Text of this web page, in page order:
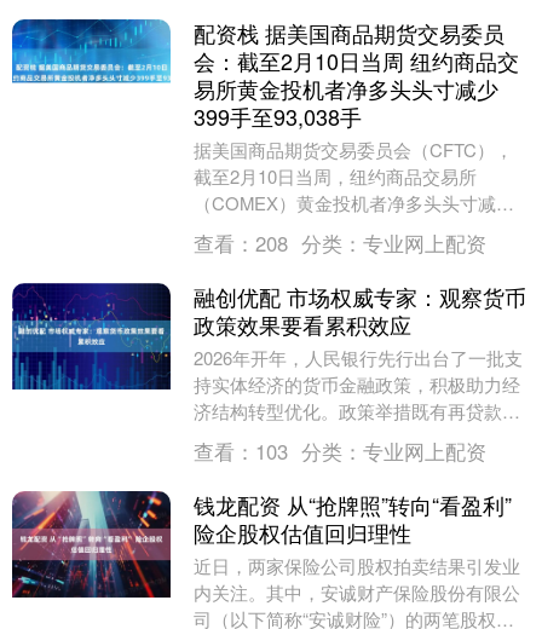
配资栈 据美国商品期货交易委员
会：截至2月10日当周 纽约商品交
易所黄金投机者净多头头寸减少
399手至93,038手
据美国商品期货交易委员会（CFTC），
截至2月10日当周，纽约商品交易所
（COMEX）黄金投机者净多头头寸减少
399手至93,038手；纽约商品交易所
（COME....
查看： 208 分类： 专业网上配资
融创优配 市场权威专家：观察货币
政策效果要看累积效应
2026年开年，人民银行先行出台了一批支
持实体经济的货币金融政策，积极助力经
济结构转型优化。政策举措既有再贷款工
具的完善与创新，也有再贷款利率的下
调，加力支持民....
查看： 103 分类： 专业网上配资
钱龙配资 从“抢牌照”转向“看盈利”
险企股权估值回归理性
近日，两家保险公司股权拍卖结果引发业
内关注。其中，安诚财产保险股份有限公
司（以下简称“安诚财险”）的两笔股权在